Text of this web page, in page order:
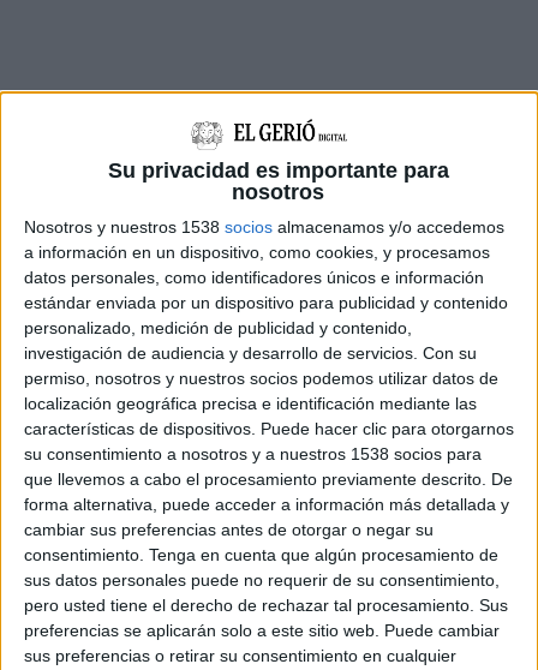
Su privacidad es importante para
nosotros
Nosotros y nuestros 1538 socios almacenamos y/o accedemos
a información en un dispositivo, como cookies, y procesamos
datos personales, como identificadores únicos e información
estándar enviada por un dispositivo para publicidad y contenido
personalizado, medición de publicidad y contenido,
investigación de audiencia y desarrollo de servicios. Con su
permiso, nosotros y nuestros socios podemos utilizar datos de
localización geográfica precisa e identificación mediante las
características de dispositivos. Puede hacer clic para otorgarnos
su consentimiento a nosotros y a nuestros 1538 socios para
que llevemos a cabo el procesamiento previamente descrito. De
forma alternativa, puede acceder a información más detallada y
cambiar sus preferencias antes de otorgar o negar su
consentimiento. Tenga en cuenta que algún procesamiento de
sus datos personales puede no requerir de su consentimiento,
pero usted tiene el derecho de rechazar tal procesamiento. Sus
preferencias se aplicarán solo a este sitio web. Puede cambiar
sus preferencias o retirar su consentimiento en cualquier
La gran majoria delspassatgers
provenen dels
vols de Ryanair. L’aerolínia irlandesaha
transportat55.677 passatgersen l’últim mes, fet
que suposa un creixement del6,8%en
comparació amb el mateix mes que l’any passat.
Per altra banda,Air Arabiaha registrat1.074
passatgers més.
Amb les xifres del mes demarç, laterminal
gironinaha tancat el primer trimestre de l’any
amb134.979 passatgers, fet que suposa una
crescuda del25,6%. Bona part d’aquest bon
comportament arriba, una vegada més, pels
bons registres que ha obtingutRyanair. En
concret en els tres primers mesos de l’any la